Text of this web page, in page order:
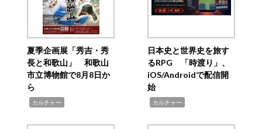
夏季企画展「秀吉・秀
長と和歌山」 和歌山
市立博物館で8月8日か
ら
カルチャー
日本史と世界史を旅す
るRPG 「時渡り」、
iOS/Androidで配信開
始
カルチャー